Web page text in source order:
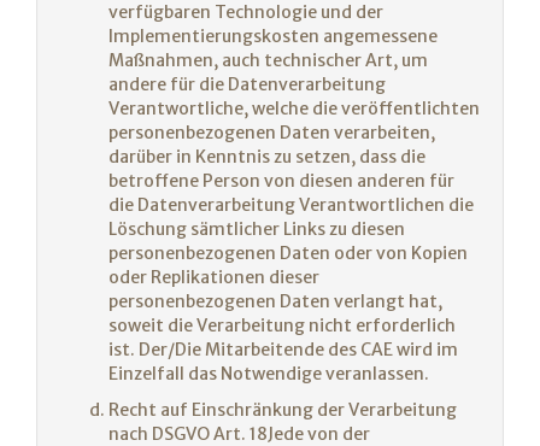
verfügbaren Technologie und der
Implementierungskosten angemessene
Maßnahmen, auch technischer Art, um
andere für die Datenverarbeitung
Verantwortliche, welche die veröffentlichten
personenbezogenen Daten verarbeiten,
darüber in Kenntnis zu setzen, dass die
betroffene Person von diesen anderen für
die Datenverarbeitung Verantwortlichen die
Löschung sämtlicher Links zu diesen
personenbezogenen Daten oder von Kopien
oder Replikationen dieser
personenbezogenen Daten verlangt hat,
soweit die Verarbeitung nicht erforderlich
ist. Der/Die Mitarbeitende des CAE wird im
Einzelfall das Notwendige veranlassen.
Recht auf Einschränkung der Verarbeitung
nach DSGVO Art. 18Jede von der